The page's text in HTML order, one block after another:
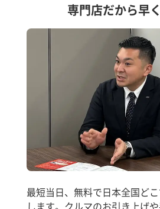
専門店だから早
最短当日、無料で日本全国ど
します。クルマのお引き上げ